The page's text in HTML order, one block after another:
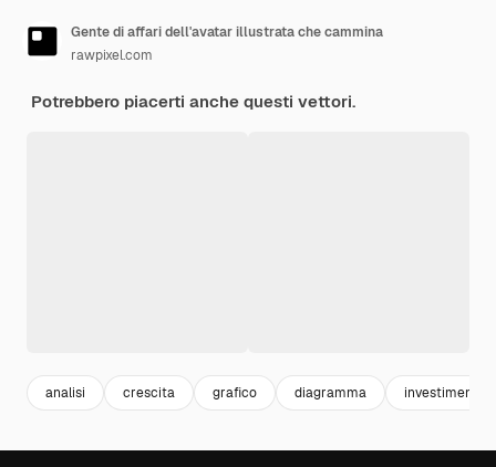
Gente di affari dell'avatar illustrata che cammina
rawpixel.com
Potrebbero piacerti anche questi vettori.
analisi crescita grafico diagramma investimenti